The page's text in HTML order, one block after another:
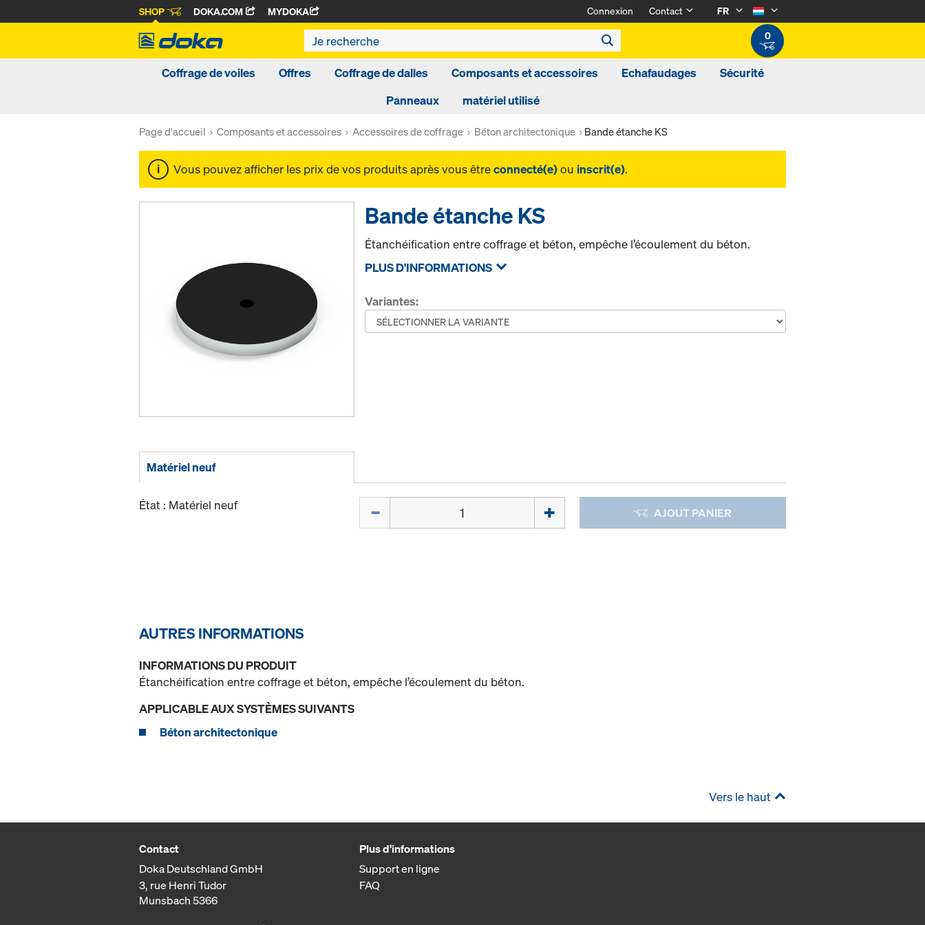
SHOP DOKA.COM MYDOKA Connexion Contact
FR
0
Coffrage de voiles Offres Coffrage de dalles Composants et accessoires Echafaudages
Sécurité
Panneaux
matériel utilisé
Page d'accueil Composants et accessoires Accessoires de coffrage Béton architectonique Bande étanche KS
Vous pouvez afficher les prix de vos produits après vous êtreconnecté(e)ou inscrit(e).
Bande étanche KS
Étanchéification entre coffrage et béton, empêche l’écoulement du béton.
PLUS D'INFORMATIONS
Variantes:
Matériel neuf
État : Matériel neuf AJOUT PANIER
AUTRES INFORMATIONS
INFORMATIONS DU PRODUIT
Étanchéification entre coffrage et béton, empêche l’écoulement du béton.
APPLICABLE AUX SYSTÈMES SUIVANTS
Béton architectonique
Vers le haut
Contact
Doka Deutschland GmbH
3, rue Henri Tudor
Munsbach 5366
Plus d'informations
Support en ligne
FAQ